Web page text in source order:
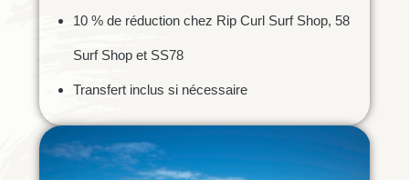
10 % de réduction chez Rip Curl Surf Shop, 58
Surf Shop et SS78
Transfert inclus si nécessaire